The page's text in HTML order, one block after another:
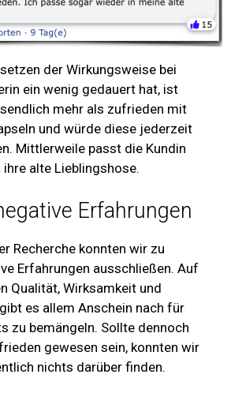
der Wirkungsweise bei
ein wenig gedauert hat, ist
mehr als zufrieden mit
und würde diese jederzeit
Mittlerweile passt die Kundin
alte Lieblingshose.
Erfahrungen
Recherche konnten wir zu
Erfahrungen ausschließen. Auf
Qualität, Wirksamkeit und
es allem Anschein nach für
zu bemängeln. Sollte dennoch
gewesen sein, konnten wir
nichts darüber finden.